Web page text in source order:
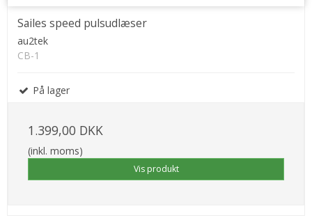
Sailes speed pulsudlæser
au2tek
CB-1
På lager
1.399,00 DKK
(inkl. moms)
Vis produkt